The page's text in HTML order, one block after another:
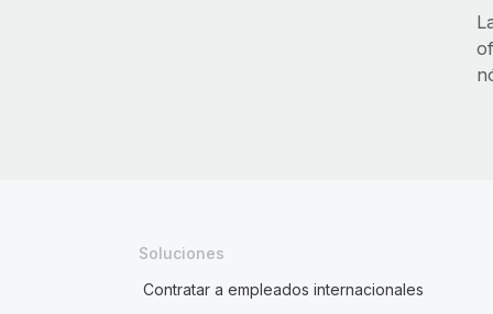
Soluciones
Contratar a empleados internacionales